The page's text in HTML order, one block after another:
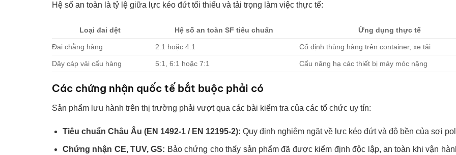
Hệ số an toàn là tỷ lệ giữa lực kéo đứt tối thiểu và tải trọng làm việc thực tế:
Loại đai dệt Hệ số an toàn SF tiêu chuẩn Ứng dụng thực tế
Đai chằng hàng 2:1 hoặc 4:1 Cố định thùng hàng trên container, xe tải
Dây cáp vải cẩu hàng 5:1, 6:1 hoặc 7:1 Cẩu nâng hạ các thiết bị máy móc nặng
Các chứng nhận quốc tế bắt buộc phải có
Sản phẩm lưu hành trên thị trường phải vượt qua các bài kiểm tra của các tổ chức uy tín:
Tiêu chuẩn Châu Âu (EN 1492-1 / EN 12195-2): Quy định nghiêm ngặt về lực kéo đứt và độ bền của sợi
Chứng nhận CE, TUV, GS: Bảo chứng cho thấy sản phẩm đã được kiểm định độc lập, an toàn khi vận